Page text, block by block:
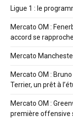
Ligue 1 : le
Mercato OM :
accord se rapproche
Mercato
Mercato OM :
Terrier, un prêt à
Mercato OM :
première offensive